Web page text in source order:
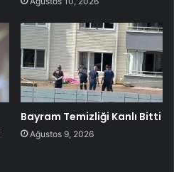
Bayram Temizliği Kanlı Bitti
Ağustos 9, 2026